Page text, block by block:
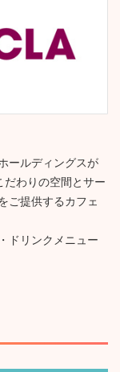
ールディングスが
だわりの空間とサー
ご提供するカフェ
ドリンクメニュー